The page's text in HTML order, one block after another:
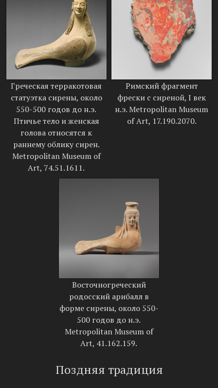
Греческая терракотовая
статуэтка сирены, около
550-500 годов до н.э.
Птичье тело и женская
голова относятся к
раннему облику сирен.
Metropolitan Museum of
Art, 74.51.1611.
Римский фрагмент
фрески с сиреной, I век
н.э. Metropolitan Museum
of Art, 17.190.2070.
Восточногреческий
родосский арибалл в
форме сирены, около 550-
500 годов до н.э.
Metropolitan Museum of
Art, 41.162.159.
Поздняя традиция